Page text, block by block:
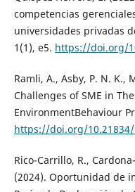
competencias
universidades privadas
1(1), e5. https://doi.org/
Ramli, A., Asby, P. N. K.,
Challenges of SME in
EnvironmentBehaviour
https://doi.org/10.21834/
Rico-Carrillo, R.,
(2024). Oportunidad de